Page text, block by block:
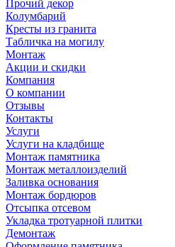
Прочий декор
Колумбарий
Кресты из гранита
Табличка на могилу
Монтаж
Акции и скидки
Компания
О компании
Отзывы
Контакты
Услуги
Услуги на кладбище
Монтаж памятника
Монтаж металлоизделий
Заливка основания
Монтаж бордюров
Отсыпка отсевом
Укладка тротуарной плитки
Демонтаж